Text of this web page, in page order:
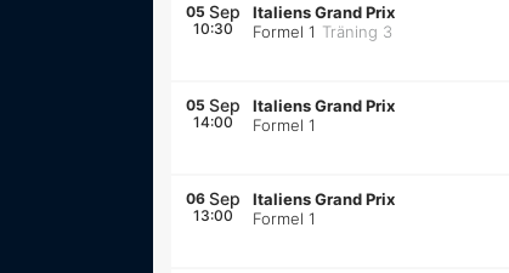
05 Sep
10:30
Italiens Grand Prix
Formel 1 Träning 3
05 Sep
14:00
Italiens Grand Prix
Formel 1
06 Sep
13:00
Italiens Grand Prix
Formel 1